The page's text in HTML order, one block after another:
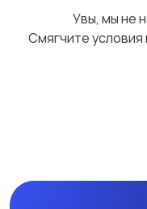
Увы, мы не
Смягчите